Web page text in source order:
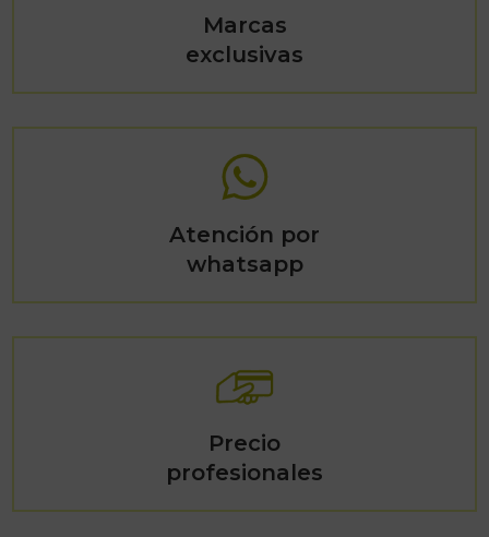
Marcas
exclusivas
Atención por
whatsapp
Precio
profesionales